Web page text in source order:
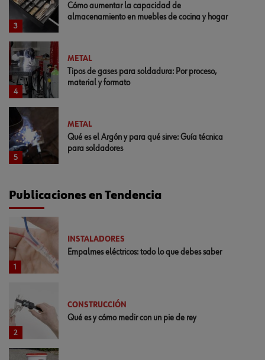
3
Cómo aumentar la capacidad de
almacenamiento en muebles de cocina y hogar
4
METAL
Tipos de gases para soldadura: Por proceso,
material y formato
5
METAL
Qué es el Argón y para qué sirve: Guía técnica
para soldadores
Publicaciones en Tendencia
1
INSTALADORES
Empalmes eléctricos: todo lo que debes saber
2
CONSTRUCCIÓN
Qué es y cómo medir con un pie de rey